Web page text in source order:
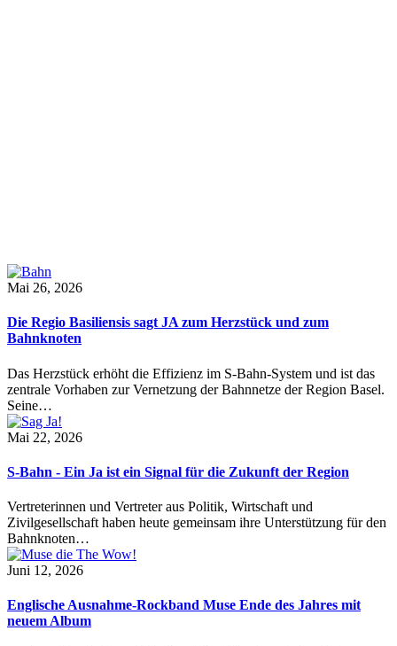
Mai 26, 2026
Die Regio Basiliensis sagt JA zum Herzstück und zum
Bahnknoten
Das Herzstück erhöht die Effizienz im S-Bahn-System und ist das
zentrale Vorhaben zur Vernetzung der Bahnnetze der Region Basel.
Seine…
Mai 22, 2026
S-Bahn - Ein Ja ist ein Signal für die Zukunft der Region
Vertreterinnen und Vertreter aus Politik, Wirtschaft und
Zivilgesellschaft haben heute gemeinsam ihre Unterstützung für den
Bahnknoten…
Juni 12, 2026
Englische Ausnahme-Rockband Muse Ende des Jahres mit
neuem Album